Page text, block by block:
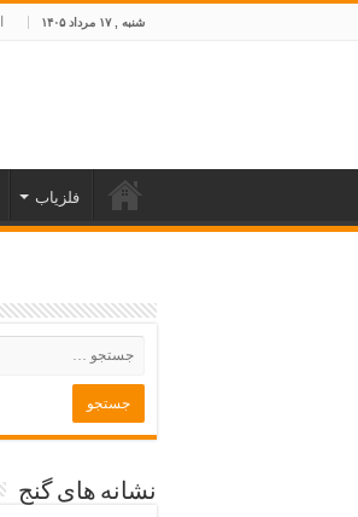
شنبه , ۱۷ مرداد ۱۴۰۵
فلزیاب
نشانه های گنج